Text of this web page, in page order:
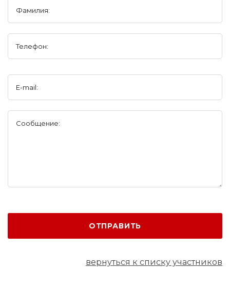
Фамилия:
Телефон:
E-mail:
Сообщение:
ОТПРАВИТЬ
вернуться к списку участников